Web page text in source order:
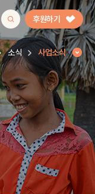
후원하기
덤후원
소식 사업소식